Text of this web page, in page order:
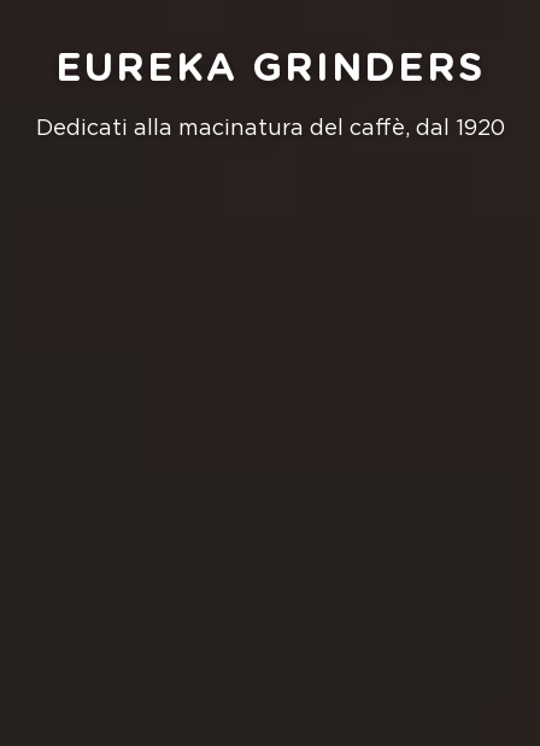
EUREKA GRINDERS
Dedicati alla macinatura del caffè, dal 1920